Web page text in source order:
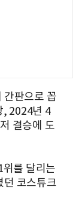
간판으로 꼽
, 2024년 4
결승에 도
를 달리는
던 코스튜크